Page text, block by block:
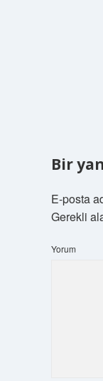
Bir
E-posta
Gerekli
Yorum